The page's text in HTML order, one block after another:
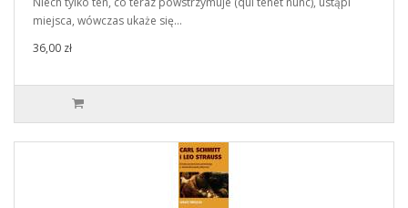
miejsca, wówczas ukaże się…
36,00 zł